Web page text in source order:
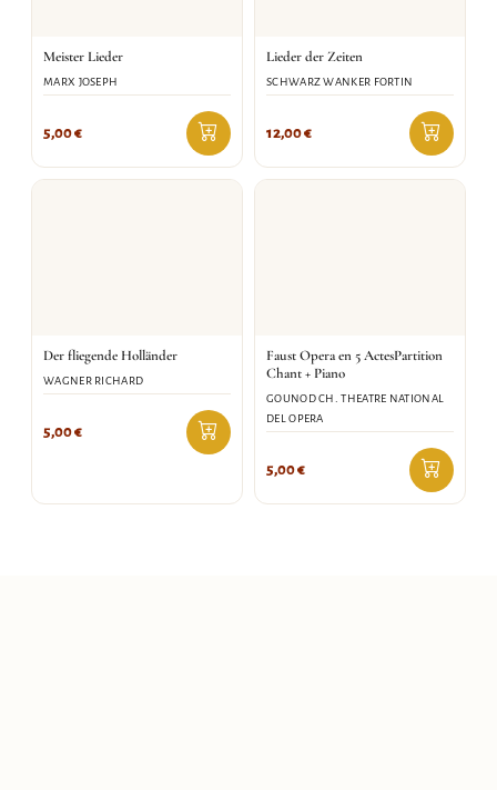
Meister Lieder
MARX JOSEPH
5,00€
Lieder der Zeiten
SCHWARZ WANKER FORTIN
12,00€
Der fliegende Holländer
WAGNER RICHARD
5,00€
Faust Opera en 5 ActesPartition
Chant + Piano
GOUNOD CH. THEATRE NATIONAL
DEL OPERA
5,00€